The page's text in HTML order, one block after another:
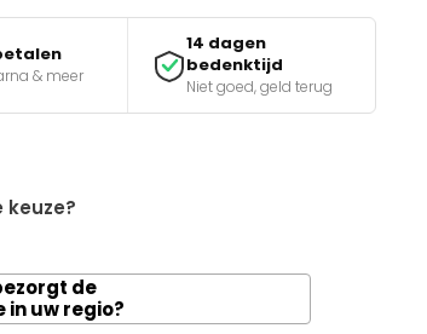
& meer
14 dagen
bedenktijd
Niet goed, geld terug
de
uw regio?